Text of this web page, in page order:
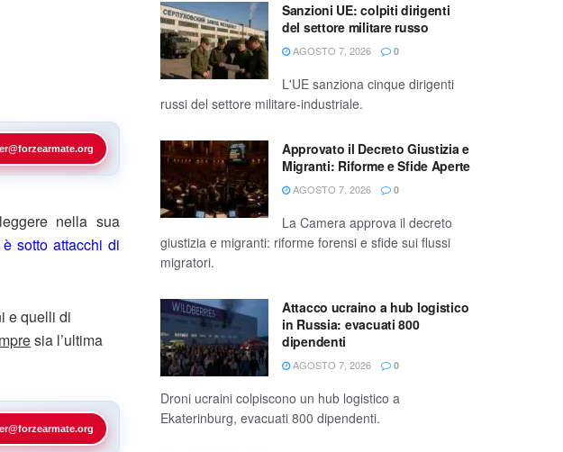
nella sua
sotto attacchi di
e quelli di
sia l’ultima
Sanzioni UE: colpiti dirigenti
del settore militare russo
AGOSTO 7, 2026 0
L'UE sanziona cinque dirigenti
russi del settore militare-industriale.
Approvato il Decreto Giustizia e
Migranti: Riforme e Sfide Aperte
AGOSTO 7, 2026 0
La Camera approva il decreto
giustizia e migranti: riforme forensi e sfide sui flussi
migratori.
Attacco ucraino a hub logistico
in Russia: evacuati 800
dipendenti
AGOSTO 7, 2026 0
Droni ucraini colpiscono un hub logistico a
Ekaterinburg, evacuati 800 dipendenti.